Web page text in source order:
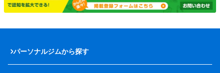
パーソナルジムから探す